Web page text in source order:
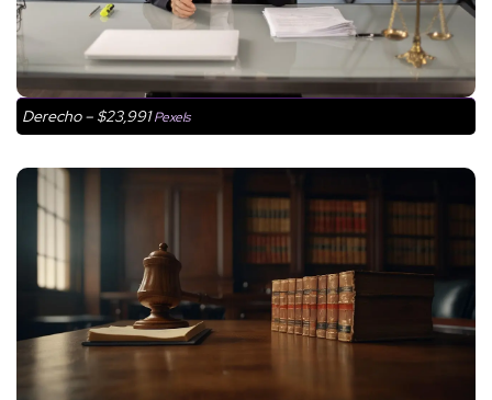
Derecho – $23,991Pexels